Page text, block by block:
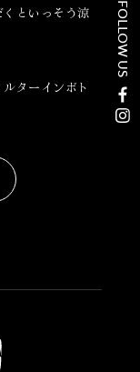
FOLLOW US
といっそう涼
ターインボト